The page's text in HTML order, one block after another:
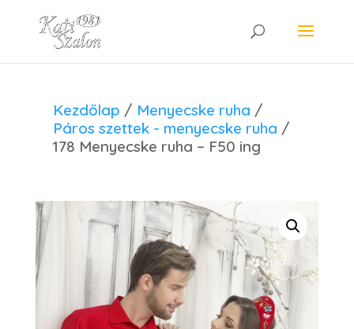
Kezdőlap / Menyecske ruha /
Páros szettek - menyecske ruha /
178 Menyecske ruha – F50 ing